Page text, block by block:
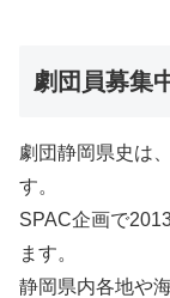
劇団員募集
劇団静岡県史は
す。
SPAC企画で
ます。
静岡県内各地や